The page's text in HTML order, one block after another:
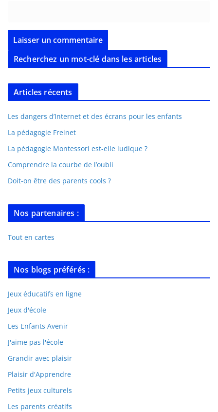
Recherchez un mot-clé dans les articles
Articles récents
Les dangers d’Internet et des écrans pour les enfants
La pédagogie Freinet
La pédagogie Montessori est-elle ludique ?
Comprendre la courbe de l’oubli
Doit-on être des parents cools ?
Nos partenaires :
Tout en cartes
Nos blogs préférés :
Jeux éducatifs en ligne
Jeux d'école
Les Enfants Avenir
J'aime pas l'école
Grandir avec plaisir
Plaisir d'Apprendre
Petits jeux culturels
Les parents créatifs